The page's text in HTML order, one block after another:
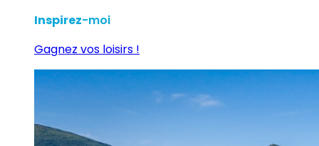
Inspirez-moi
Gagnez vos loisirs !